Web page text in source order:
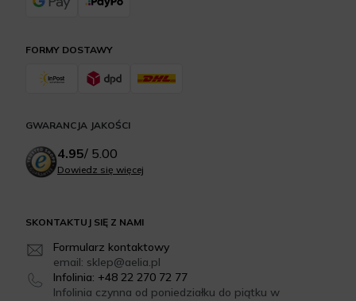
SKONTAKTUJ SIĘ Z NAMI
Formularz kontaktowy
email: sklep@aelia.pl
Infolinia: +48 22 270 72 77
Infolinia czynna od poniedziałku do piątku w
FORMY DOSTAWY
GWARANCJA JAKOŚCI
4.95/ 5.00
Dowiedz się więcej